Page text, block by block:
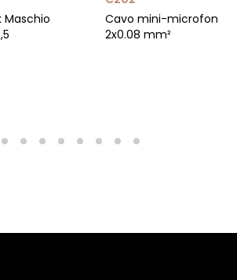
Cavo mini-
2x0.08 mm²